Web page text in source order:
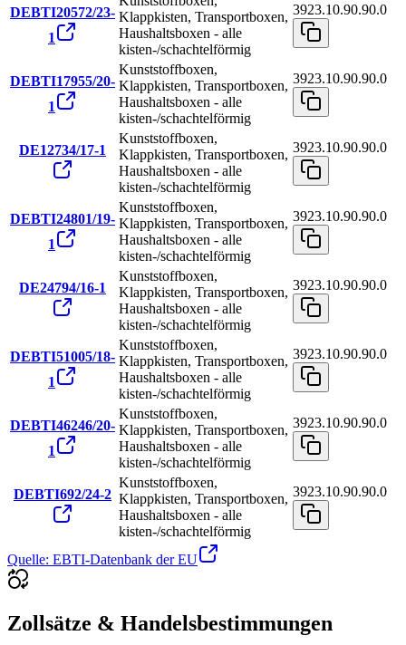
DEBTI20572/23-
1
Klappkisten, Transportboxen,
Haushaltsboxen - alle
kisten-/schachtelförmig
3923.10.90.90.0
DEBTI17955/20-
1
Kunststoffboxen,
Klappkisten, Transportboxen,
Haushaltsboxen - alle
kisten-/schachtelförmig
3923.10.90.90.0
DE12734/17-1
Kunststoffboxen,
Klappkisten, Transportboxen,
Haushaltsboxen - alle
kisten-/schachtelförmig
3923.10.90.90.0
DEBTI24801/19-
1
Kunststoffboxen,
Klappkisten, Transportboxen,
Haushaltsboxen - alle
kisten-/schachtelförmig
3923.10.90.90.0
DE24794/16-1
Kunststoffboxen,
Klappkisten, Transportboxen,
Haushaltsboxen - alle
kisten-/schachtelförmig
3923.10.90.90.0
DEBTI51005/18-
1
Kunststoffboxen,
Klappkisten, Transportboxen,
Haushaltsboxen - alle
kisten-/schachtelförmig
3923.10.90.90.0
DEBTI46246/20-
1
Kunststoffboxen,
Klappkisten, Transportboxen,
Haushaltsboxen - alle
kisten-/schachtelförmig
3923.10.90.90.0
DEBTI692/24-2
Kunststoffboxen,
Klappkisten, Transportboxen,
Haushaltsboxen - alle
kisten-/schachtelförmig
3923.10.90.90.0
Quelle: EBTI-Datenbank der EU
Zollsätze & Handelsbestimmungen